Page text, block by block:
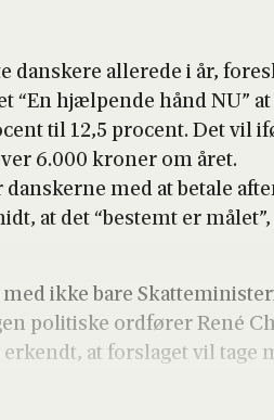
dan­ske­re alle­re­de i år,
“En hjæl­pen­de hånd NU”
til 12,5 pro­cent. Det vil
6.000 kro­ner om året.
med at beta­le
at det “bestemt er
ikke bare
poli­ti­ske ord­fø­rer René
at for­sla­get vil tage